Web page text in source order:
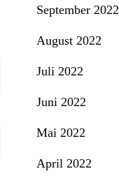
September 2022
August 2022
Juli 2022
Juni 2022
Mai 2022
April 2022